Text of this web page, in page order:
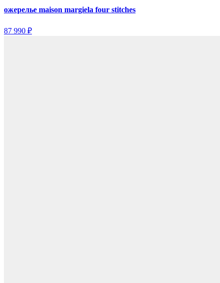
ожерелье maison margiela four stitches
87 990 ₽